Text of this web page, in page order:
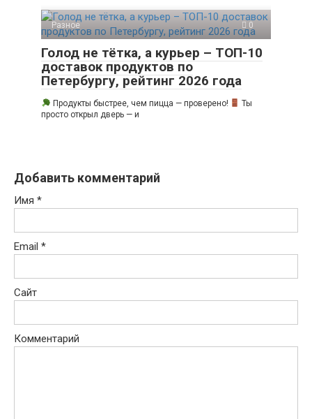
Разное 0
Голод не тётка, а курьер – ТОП-10
доставок продуктов по
Петербургу, рейтинг 2026 года
Продукты быстрее, чем пицца — проверено!
Ты
просто открыл дверь — и
Добавить комментарий
Имя *
Email *
Сайт
Комментарий